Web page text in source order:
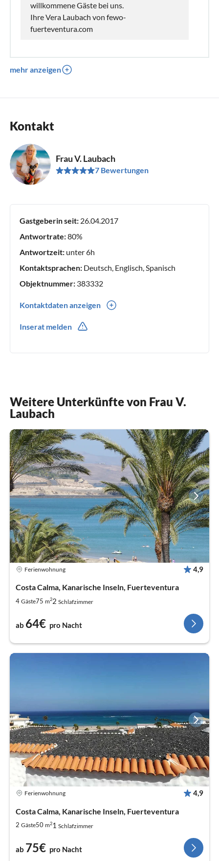
willkommene Gäste bei uns.
Ihre Vera Laubach von fewo-
fuerteventura.com
mehr anzeigen
Kontakt
Frau V. Laubach
7 Bewertungen
Gastgeberin seit: 26.04.2017
Antwortrate:80%
Antwortzeit: unter 6h
Kontaktsprachen: Deutsch, Englisch, Spanisch
Objektnummer: 383332
Kontaktdaten anzeigen
Inserat melden
Weitere Unterkünfte von Frau V.
Laubach
Ferienwohnung 4,9
Costa Calma, Kanarische Inseln, Fuerteventura
4 Gäste75 m22 Schlafzimmer
ab 64€ pro Nacht
Ferienwohnung 4,9
Costa Calma, Kanarische Inseln, Fuerteventura
2 Gäste50 m21 Schlafzimmer
ab 75€ pro Nacht